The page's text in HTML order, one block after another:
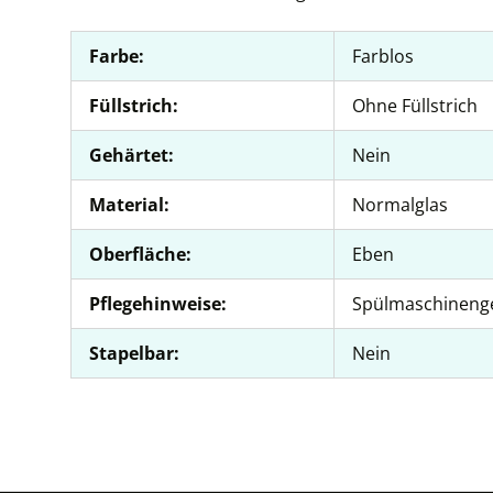
Farbe: Farblos
Füllstrich: Ohne Füllstrich
Gehärtet: Nein
Material: Normalglas
Oberfläche: Eben
Pflegehinweise:
Stapelbar: Nein